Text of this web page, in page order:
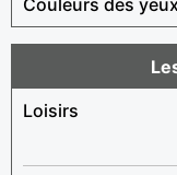
Loisirs